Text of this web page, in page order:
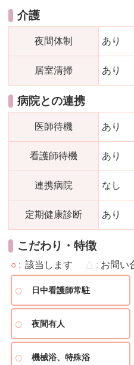
介護
夜間体制 あり
居室清掃 あり
病院との連携
医師待機 あり
看護師待機 あり
連携病院 なし
定期健康診断 あり
こだわり・特徴
○ 該当します △ お問い
日中看護師常駐
夜間有人
機械浴、特殊浴